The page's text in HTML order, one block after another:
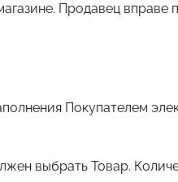
Продавец вправе
Покупателем
выбрать Товар.